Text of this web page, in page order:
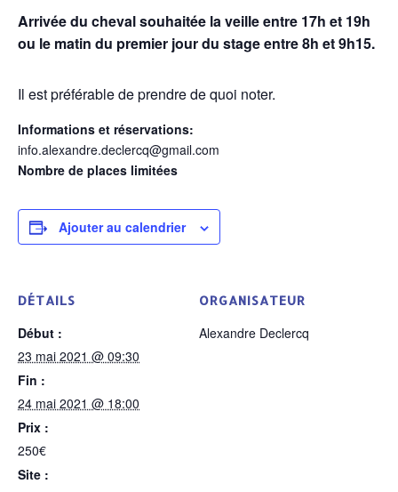
Arrivée du cheval souhaitée la veille entre 17h et 19h
ou le matin du premier jour du stage entre 8h et 9h15.
Il est préférable de prendre de quoi noter.
Informations et réservations:
info.alexandre.declercq@gmail.com
Nombre de places limitées
Ajouter au calendrier
DÉTAILS
Début :
23 mai 2021 @ 09:30
Fin :
24 mai 2021 @ 18:00
Prix :
250€
Site :
ORGANISATEUR
Alexandre Declercq